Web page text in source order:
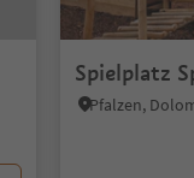
Spielplatz
Pfalzen,